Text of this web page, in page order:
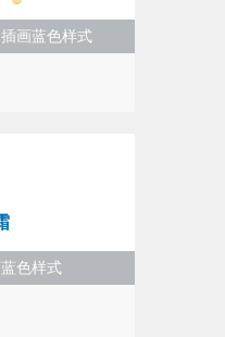
画蓝色样式
色样式